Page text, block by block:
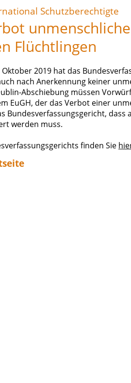
Schutzberechtigte
Flüchtlingen
2019 hat das
nach Anerkennung keiner
Abschiebung müssen
EuGH, der das Verbot einer
Bundesverfassungsgericht,
werden muss.
finden Sie